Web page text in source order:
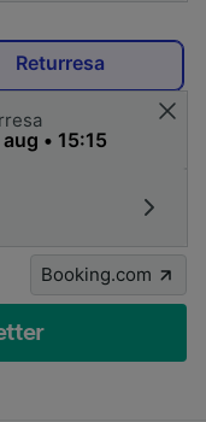
Returresa
Booking.com